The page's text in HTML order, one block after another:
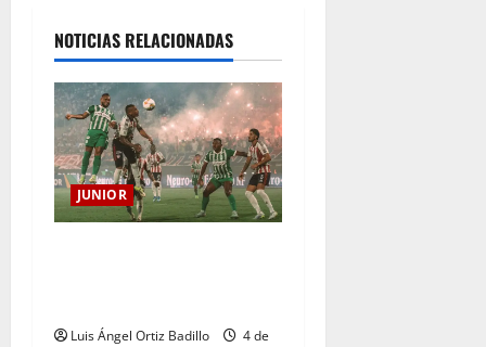
NOTICIAS RELACIONADAS
JUNIOR
Luis Ángel Ortiz Badillo
4 de